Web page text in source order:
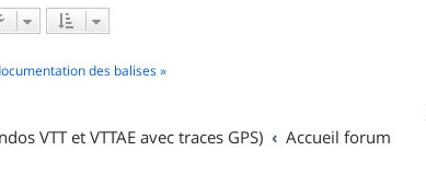
des balises »
VTT et VTTAE avec traces GPS) Accueil forum